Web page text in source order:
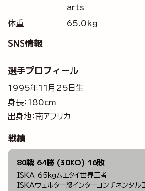
arts
体重
65.0kg
SNS情報
選手プロフィール
1995年11月25日生
身長：180cm
出身地：南アフリカ
戦績
80戦 64勝 (30KO) 16敗
ISKA 65kgムエタイ世界王者
ISKAウェルター級インターコンチネンタル